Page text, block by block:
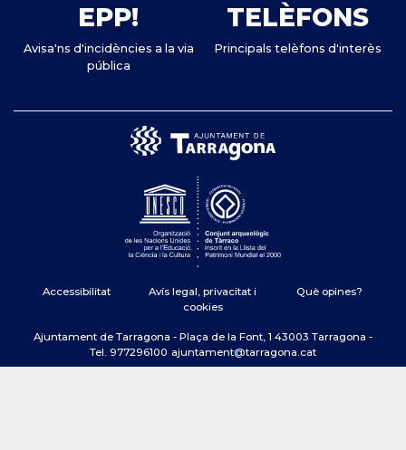
EPP!
Avisa'ns d'incidències a la via
pública
TELÈFONS
Principals telèfons d'interès
Accessibilitat
Avís legal, privacitat i
cookies
Què opines?
Ajuntament de Tarragona - Plaça de la Font, 1 43003 Tarragona -
Tel. 977296100 ajuntament@tarragona.cat